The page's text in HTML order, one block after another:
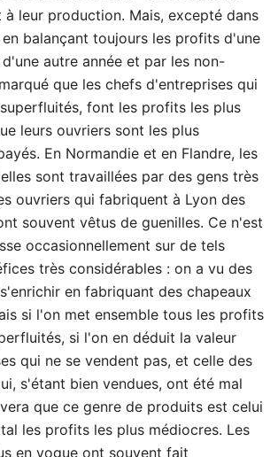
leur production. Mais, excepté dans
balançant toujours les profits d'une
autre année et par les non-
que les chefs d'entreprises qui
font les profits les plus
leurs ouvriers sont les plus
En Normandie et en Flandre, les
sont travaillées par des gens très
ouvriers qui fabriquent à Lyon des
souvent vêtus de guenilles. Ce n'est
occasionnellement sur de tels
très considérables : on a vu des
en fabriquant des chapeaux
si l'on met ensemble tous les profits
si l'on en déduit la valeur
qui ne se vendent pas, et celle des
s'étant bien vendues, ont été mal
que ce genre de produits est celui
les profits les plus médiocres. Les
en vogue ont souvent fait